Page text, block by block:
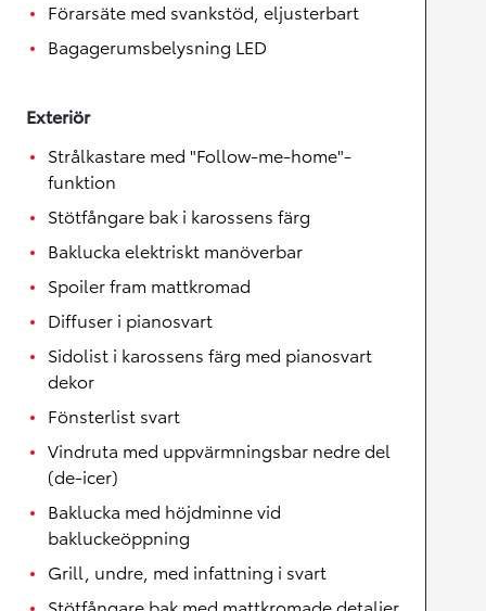
Förarsäte med svankstöd, eljusterbart
Bagagerumsbelysning LED
Exteriör
Strålkastare med "Follow-me-home"-
funktion
Stötfångare bak i karossens färg
Baklucka elektriskt manöverbar
Spoiler fram mattkromad
Diffuser i pianosvart
Sidolist i karossens färg med pianosvart
dekor
Fönsterlist svart
Vindruta med uppvärmningsbar nedre del
(de-icer)
Baklucka med höjdminne vid
bakluckeöppning
Grill, undre, med infattning i svart